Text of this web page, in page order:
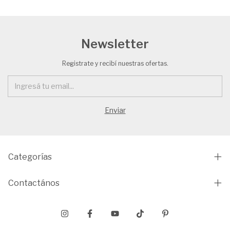
Newsletter
Registrate y recibí nuestras ofertas.
Categorías
Contactános